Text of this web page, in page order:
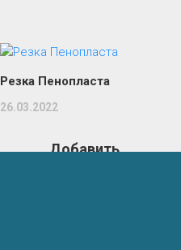
Резка Пенопласта
26.03.2022
Добавить